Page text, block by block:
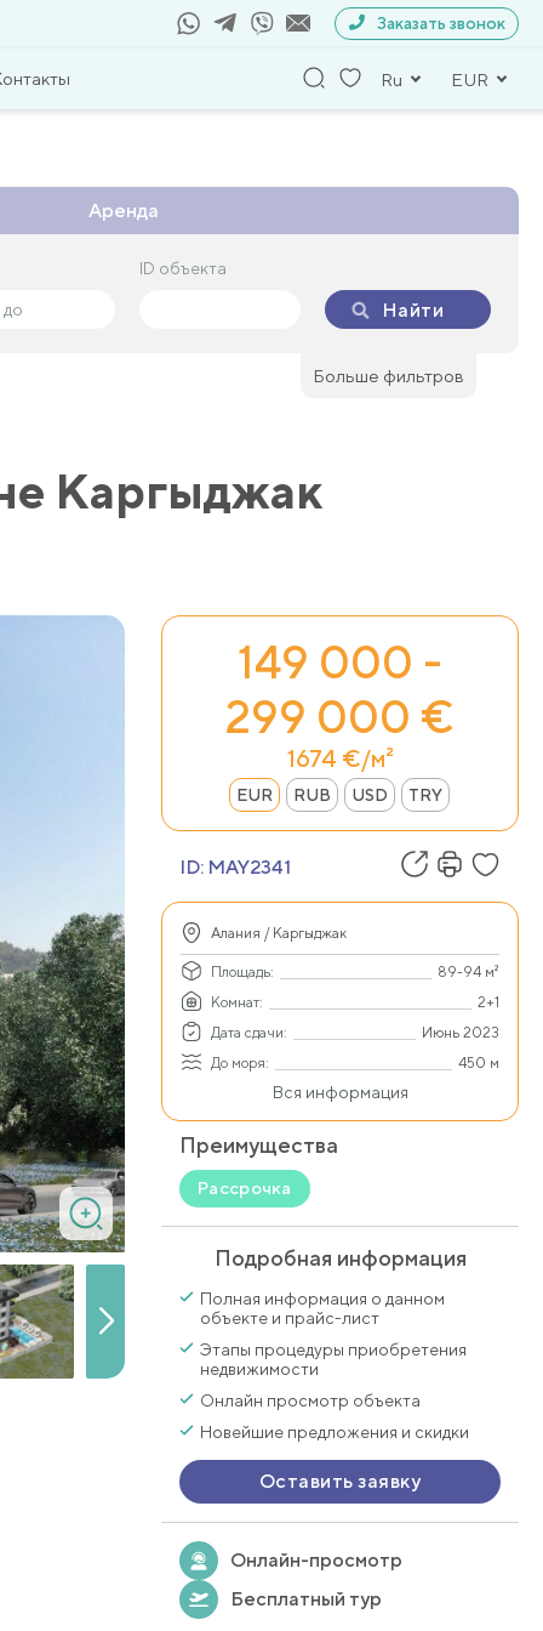
Заказать звонок
Ru EUR
Аренда
ID объекта
Найти
Больше фильтров
ID объекта
Найти
Каргыджак
149 000 -
299 000 €
1674 €/м²
EUR RUB USD TRY
ID: MAY2341
Алания / Каргыджак
Площадь:
89-94 м²
Комнат:
2+1
Дата сдачи:
Июнь 2023
До моря:
450 м
Вся информация
Преимущества
Рассрочка
Подробная информация
Полная информация о данном
объекте и прайс-лист
Этапы процедуры приобретения
недвижимости
Онлайн просмотр объекта
Новейшие предложения и скидки
Оставить заявку
Онлайн-просмотр
Бесплатный тур